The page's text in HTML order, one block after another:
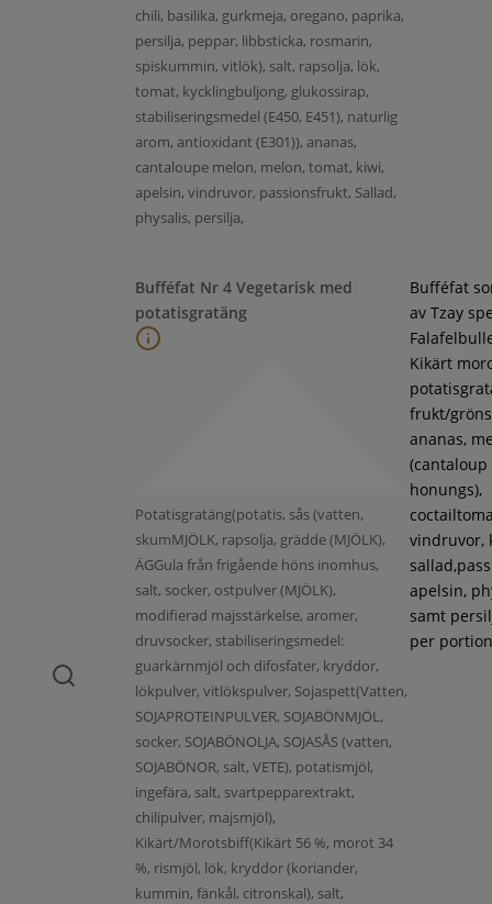
chili, basilika, gurkmeja, oregano, paprika,
persilja, peppar, libbsticka, rosmarin,
spiskummin, vitlök), salt, rapsolja, lök,
tomat, kycklingbuljong, glukossirap,
stabiliseringsmedel (E450, E451), naturlig
arom, antioxidant (E301)), ananas,
cantaloupe melon, melon, tomat, kiwi,
apelsin, vindruvor, passionsfrukt, Sallad,
physalis, persilja,
Bufféfat Nr 4 Vegetarisk med
potatisgratäng
Potatisgratäng(potatis, sås (vatten,
skumMJÖLK, rapsolja, grädde (MJÖLK),
ÄGGula från frigående höns inomhus,
salt, socker, ostpulver (MJÖLK),
modifierad majsstärkelse, aromer,
druvsocker, stabiliseringsmedel:
guarkärnmjöl och difosfater, kryddor,
lökpulver, vitlökspulver, Sojaspett(Vatten,
SOJAPROTEINPULVER, SOJABÖNMJÖL,
socker, SOJABÖNOLJA, SOJASÅS (vatten,
SOJABÖNOR, salt, VETE), potatismjöl,
ingefära, salt, svartpepparextrakt,
chilipulver, majsmjöl),
Kikärt/Morotsbiff(Kikärt 56 %, morot 34
%, rismjöl, lök, kryddor (koriander,
kummin, fänkål, citronskal), salt,
Bufféfat
av Tzay
Kikärt
frukt/
ananas,
(cantaloup
honungs),
vindruvor,
apelsin,
samt
per